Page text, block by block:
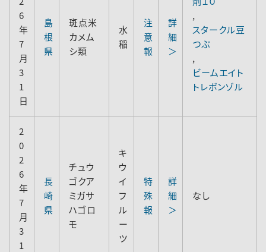
6
年
7
月
3
1
日
島
根
県
斑点米
カメム
シ類
水
稲
注
意
報
詳
細
＞
,
スタークル豆
つぶ
,
ビームエイト
トレボンゾル
2
0
2
6
年
7
月
3
1
長
崎
県
チュウ
ゴクア
ミガサ
ハゴロ
モ
キ
ウ
イ
フ
ル
ー
ツ
特
殊
報
詳
細
＞
なし